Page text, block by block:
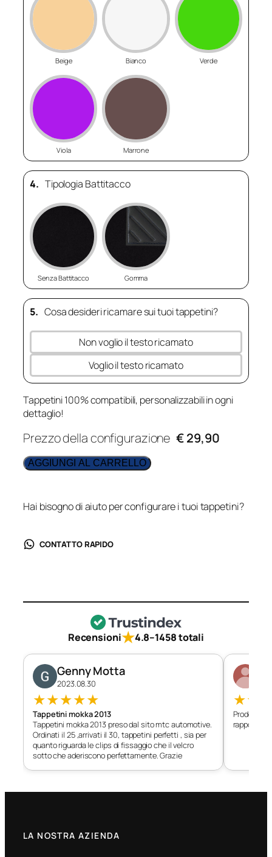
Beige Bianco Verde
Viola Marrone
4. Tipologia Battitacco
Senza Battitacco Gomma
5. Cosa desideri ricamare sui tuoi tappetini?
Non voglio il testo ricamato
Voglio il testo ricamato
Tappetini 100% compatibili, personalizzabili in ogni
dettaglio!
Prezzo della configurazione € 29,90
AGGIUNGI AL CARRELLO
Hai bisogno di aiuto per configurare i tuoi tappetini?
CONTATTO RAPIDO
Recensioni★4.8–1458 totali
Genny Motta
2023.08.30
★★★★★
Tappetini mokka 2013
Tappetini mokka 2013 preso dal sito mtc automotive.
Ordinati il 25 ,arrivati il 30, tappetini perfetti , sia per
quanto riguarda le clips di fissaggio che il velcro
sotto che aderiscono perfettamente. Grazie
★★
Prodotto
rapporto
LA NOSTRA AZIENDA